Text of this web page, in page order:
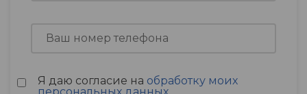
Я даю согласие на обработку моих
персональных данных.